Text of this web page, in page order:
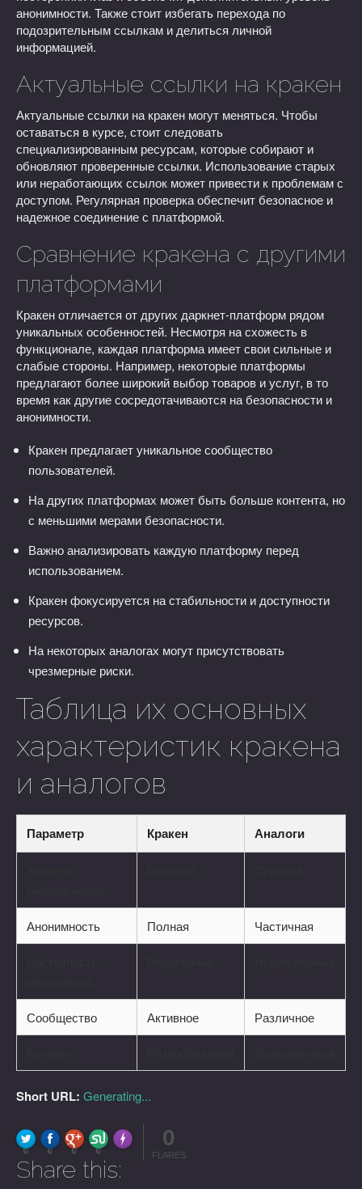
анонимности. Также стоит избегать перехода по
подозрительным ссылкам и делиться личной
информацией.
Актуальные ссылки на кракен
Актуальные ссылки на кракен могут меняться. Чтобы
оставаться в курсе, стоит следовать
специализированным ресурсам, которые собирают и
обновляют проверенные ссылки. Использование старых
или неработающих ссылок может привести к проблемам с
доступом. Регулярная проверка обеспечит безопасное и
надежное соединение с платформой.
Сравнение кракена с другими
платформами
Кракен отличается от других даркнет-платформ рядом
уникальных особенностей. Несмотря на схожесть в
функционале, каждая платформа имеет свои сильные и
слабые стороны. Например, некоторые платформы
предлагают более широкий выбор товаров и услуг, в то
время как другие сосредотачиваются на безопасности и
анонимности.
Кракен предлагает уникальное сообщество
пользователей.
На других платформах может быть больше контента, но
с меньшими мерами безопасности.
Важно анализировать каждую платформу перед
использованием.
Кракен фокусируется на стабильности и доступности
ресурсов.
На некоторых аналогах могут присутствовать
чрезмерные риски.
Таблица их основных
характеристик кракена
и аналогов
Параметр Кракен Аналоги
Анонимность Полная Частичная
Сообщество Активное Различное
Short URL: Generating...
0 0 0 0
Made with FLARE
0
FLARES
Share this: